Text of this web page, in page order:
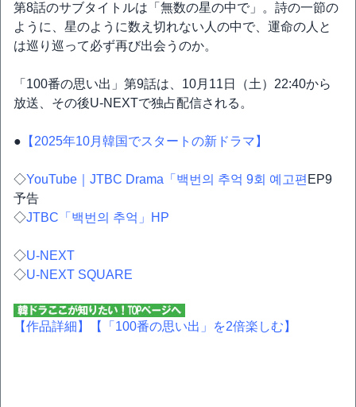
第8話のサブタイトルは「無数の星の中で」。詩の一節の
ように、星のように数え切れない人の中で、運命の人と
は巡り巡って必ず再び出会うのか。
「100番の思い出」第9話は、10月11日（土）22:40から
放送、その後U-NEXTで独占配信される。
● 【2025年10月韓国でスタートの新ドラマ】
◇YouTube｜JTBC Drama「백번의 추억 9회 예고편 EP9
予告
◇JTBC「백번의 추억」HP
◇U-NEXT
◇U-NEXT SQUARE
【作品詳細】 【「100番の思い出」を2倍楽しむ】